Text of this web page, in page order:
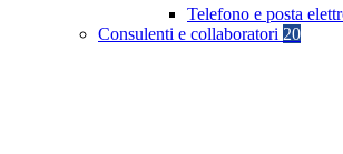
Telefono e posta
Consulenti e collaboratori 20